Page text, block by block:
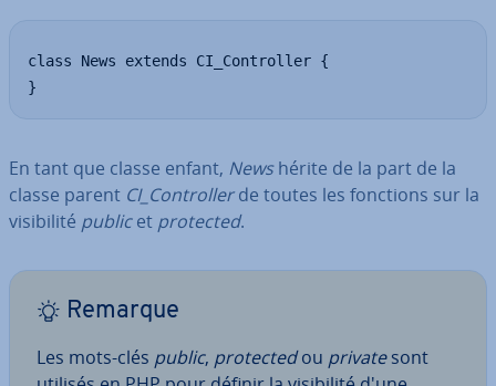
class News extends CI_Controller {
}
En tant que classe enfant, Newshérite de la part de la
classe parent CI_Con­trol­lerde toutes les fonctions sur la
vi­si­bi­lité publicet protected.
Remarque
Les mots-clés public, protectedou privatesont